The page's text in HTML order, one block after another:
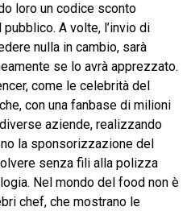
loro un codice sconto
A volte, l’invio di
nulla in cambio, sarà
se lo avrà apprezzato.
come le celebrità del
con una fanbase di milioni
aziende, realizzando
la sponsorizzazione del
senza fili alla polizza
Nel mondo del food non è
chef, che mostrano le